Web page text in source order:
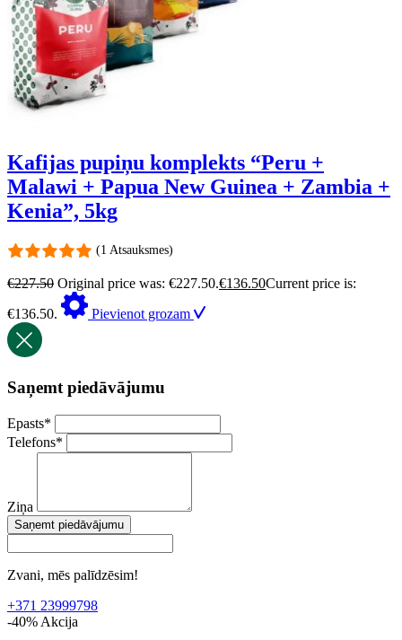
Kafijas pupiņu komplekts “Peru +
Malawi + Papua New Guinea + Zambia +
Kenia”, 5kg
(1 Atsauksmes)
€227.50 Original price was: €227.50.€136.50Current price is:
€136.50.
Pievienot grozam
Saņemt piedāvājumu
Epasts*
Telefons*
Ziņa
Saņemt piedāvājumu
Zvani, mēs palīdzēsim!
+371 23999798
-40% Akcija